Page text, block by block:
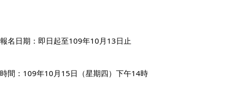
報名日期：即日起至109年10月13日止
時間：109年10月15日（星期四）下午14時